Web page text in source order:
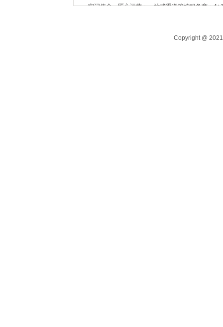
牢记使命，匠心运营；一站式渠道管控服务商；
Copyright @